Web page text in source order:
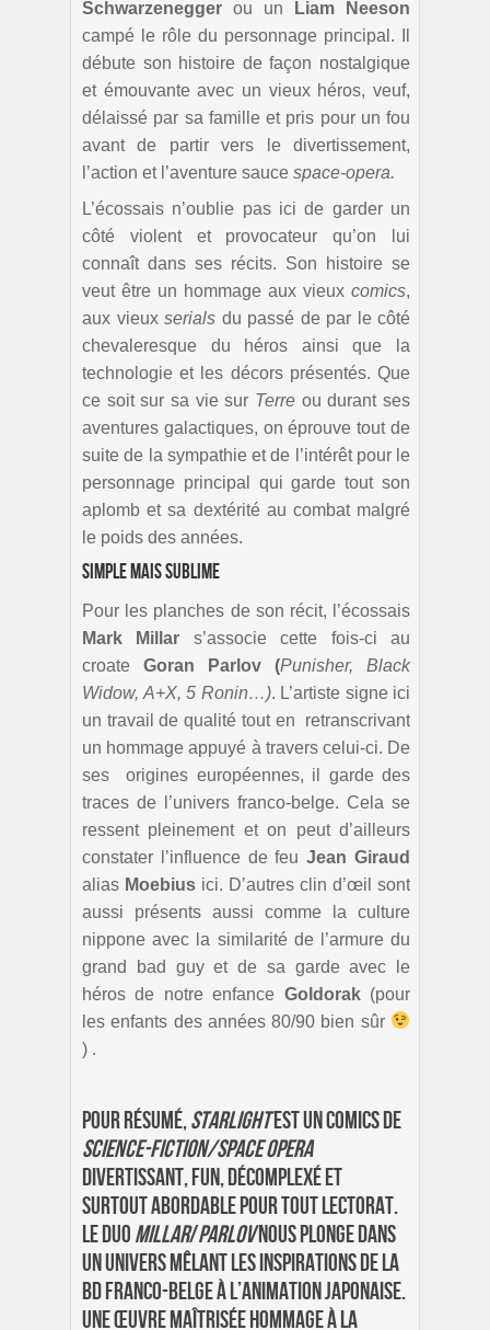
Schwarzenegger ou un
Liam Neeson
campé le rôle du personnage principal. Il
débute son histoire de façon nostalgique
et émouvante avec un vieux héros, veuf,
délaissé par sa famille et pris pour un fou
avant de partir vers le divertissement,
l’action et l’aventure sauce space-opera.
L’écossais n’oublie pas ici de garder un
côté violent et provocateur qu’on lui
connaît dans ses récits. Son histoire se
veut être un hommage aux vieux comics,
aux vieux serials du passé de par le côté
chevaleresque du héros ainsi que la
technologie et les décors présentés. Que
ce soit sur sa vie sur Terre ou durant ses
aventures galactiques, on éprouve tout de
suite de la sympathie et de l’intérêt pour le
personnage principal qui garde tout son
aplomb et sa dextérité au combat malgré
le poids des années.
Simple mais sublime
Pour les planches de son récit, l’écossais
Mark Millar s’associe cette fois-ci au
croate Goran Parlov (Punisher, Black
Widow, A+X, 5 Ronin…). L’artiste signe ici
un travail de qualité tout en retranscrivant
un hommage appuyé à travers celui-ci. De
ses origines européennes, il garde des
traces de l’univers franco-belge. Cela se
ressent pleinement et on peut d’ailleurs
constater l’influence de feuJean Giraud
alias Moebius ici. D’autres clin d’œil sont
aussi présents aussi comme la culture
nippone avec la similarité de l’armure du
grand bad guy et de sa garde avec le
héros de notre enfance Goldorak(pour
les enfants des années 80/90 bien sûr
) .
Pour résumé,Starlightest un comics de
Science-Fiction/Space Opera
divertissant, fun, décomplexé et
surtout abordable pour tout lectorat.
Le duoMillar/Parlovnous plonge dans
un univers mêlant les inspirations de la
BD franco-belge à l’animation japonaise.
Une œuvre maîtrisée hommage à la